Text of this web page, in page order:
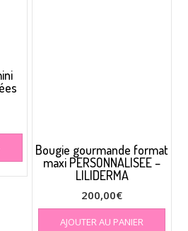
:
Ce
produit
a
plusieurs
Les
Bougie gourmande format
maxi PERSONNALISEE –
LILIDERMA
200,00€
AJOUTER AU PANIER